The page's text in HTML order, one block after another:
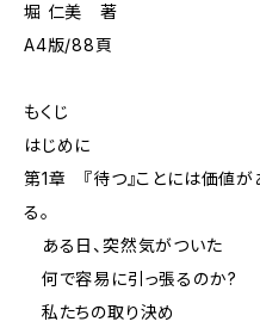
堀 仁美 著
A4版/88頁
もくじ
はじめに
第1章 『待つ』ことには価値
る。
ある日、突然気がついた
何で容易に引っ張るのか?
私たちの取り決め